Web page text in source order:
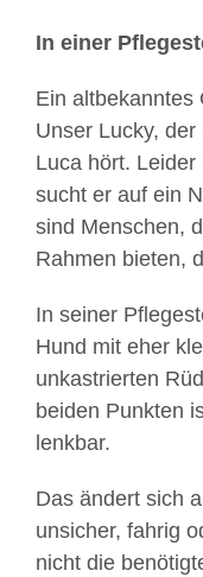
In einer
Ein altbekanntes
Unser Lucky,
Luca hört.
sucht er auf ein
sind Menschen,
Rahmen bieten,
In seiner
Hund mit eher
unkastrierten
beiden Punkten
lenkbar.
Das ändert sich
unsicher, fahrig
nicht die